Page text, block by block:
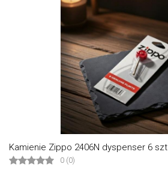
Kamienie Zippo 2406N dyspenser 6 szt
0 (0)